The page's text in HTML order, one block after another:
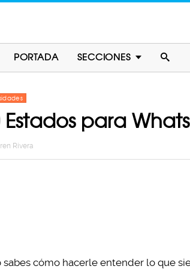
PORTADA SECCIONES
Estados para
Rivera
sabes cómo hacerle entender lo que